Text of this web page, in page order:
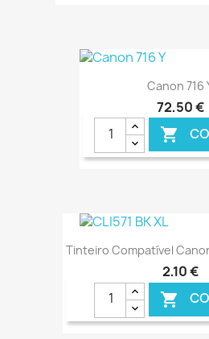
Canon 716
72,50 €

Tinteiro Compatível
2,10 €
